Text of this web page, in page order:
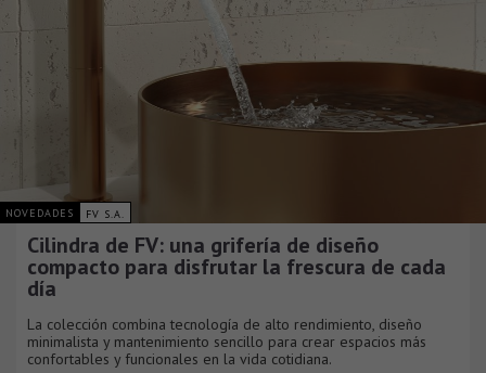
NOVEDADES FV S.A.
Cilindra de FV: una grifería de diseño
compacto para disfrutar la frescura de cada
día
La colección combina tecnología de alto rendimiento, diseño
minimalista y mantenimiento sencillo para crear espacios más
confortables y funcionales en la vida cotidiana.